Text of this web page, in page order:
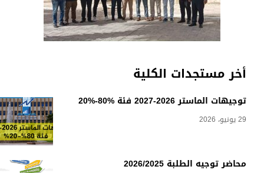
أخر مستجدات الكلية
توجيهات الماستر 2026-2027 فئة %80-%20
29 يونيو، 2026
محاضر توجيه الطلبة 2026/2025